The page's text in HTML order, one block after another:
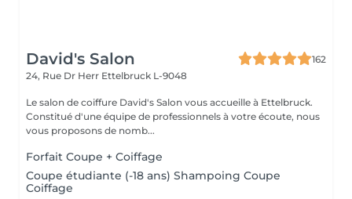
David's Salon
162
24, Rue Dr Herr Ettelbruck L-9048
Le salon de coiffure David's Salon vous accueille à Ettelbruck.
Constitué d'une équipe de professionnels à votre écoute, nous
vous proposons de nomb...
Forfait Coupe + Coiffage
Coupe étudiante (-18 ans) Shampoing Coupe
Coiffage